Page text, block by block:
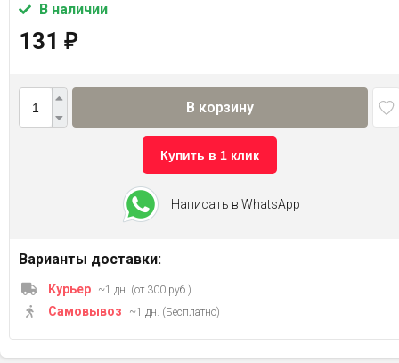
В наличии
131 ₽
В корзину
Купить в 1 клик
Написать в WhatsApp
Варианты доставки:
Курьер ~1 дн. (от 300 руб.)
Самовывоз ~1 дн. (Бесплатно)